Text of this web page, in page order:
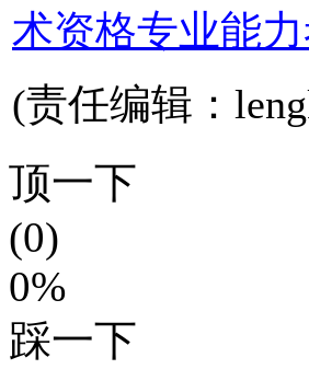
术资格专业能
(责任编辑：
顶一下
(0)
0%
踩一下